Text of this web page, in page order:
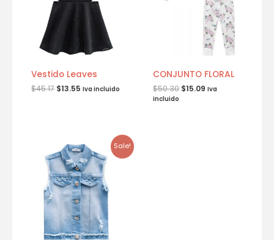
Vestido Leaves
$45.17 $13.55 Iva incluido
CONJUNTO FLORAL
$50.30 $15.09 Iva
incluido
Sale!